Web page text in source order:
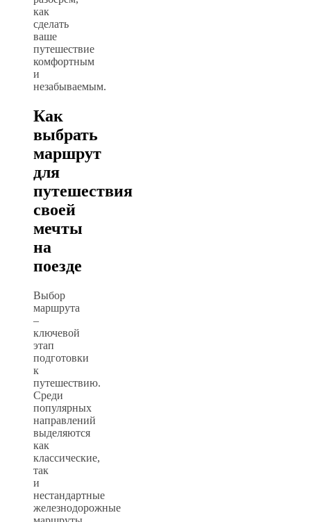
как
сделать
ваше
путешествие
комфортным
и
незабываемым.
Как
выбрать
маршрут
для
путешествия
своей
мечты
на
поезде
Выбор
маршрута
–
ключевой
этап
подготовки
к
путешествию.
Среди
популярных
направлений
выделяются
как
классические,
так
и
нестандартные
железнодорожные